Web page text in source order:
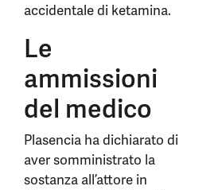
accidentale di ketamina.
Le
ammissioni
del medico
Plasencia ha dichiarato di
aver somministrato la
sostanza all’attore in